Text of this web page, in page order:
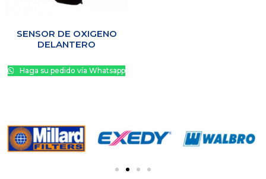
SENSOR DE OXIGENO
DELANTERO
Haga su pedido vía Whatsapp